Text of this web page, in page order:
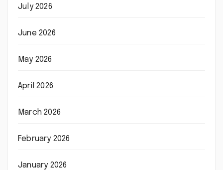
July 2026
June 2026
May 2026
April 2026
March 2026
February 2026
January 2026